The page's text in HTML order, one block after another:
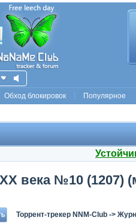
Обход блокировок Популярное
века №10 (1207)
Торрент-трекер NNM-Club->